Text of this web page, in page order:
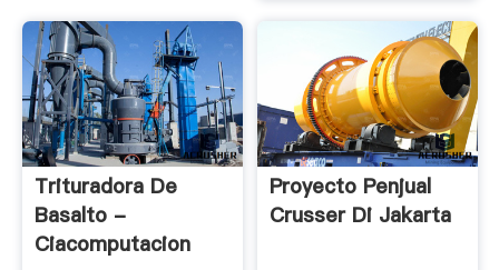
Trituradora De
Basalto -
Ciacomputacion
Proyecto Penjual
Crusser Di Jakarta